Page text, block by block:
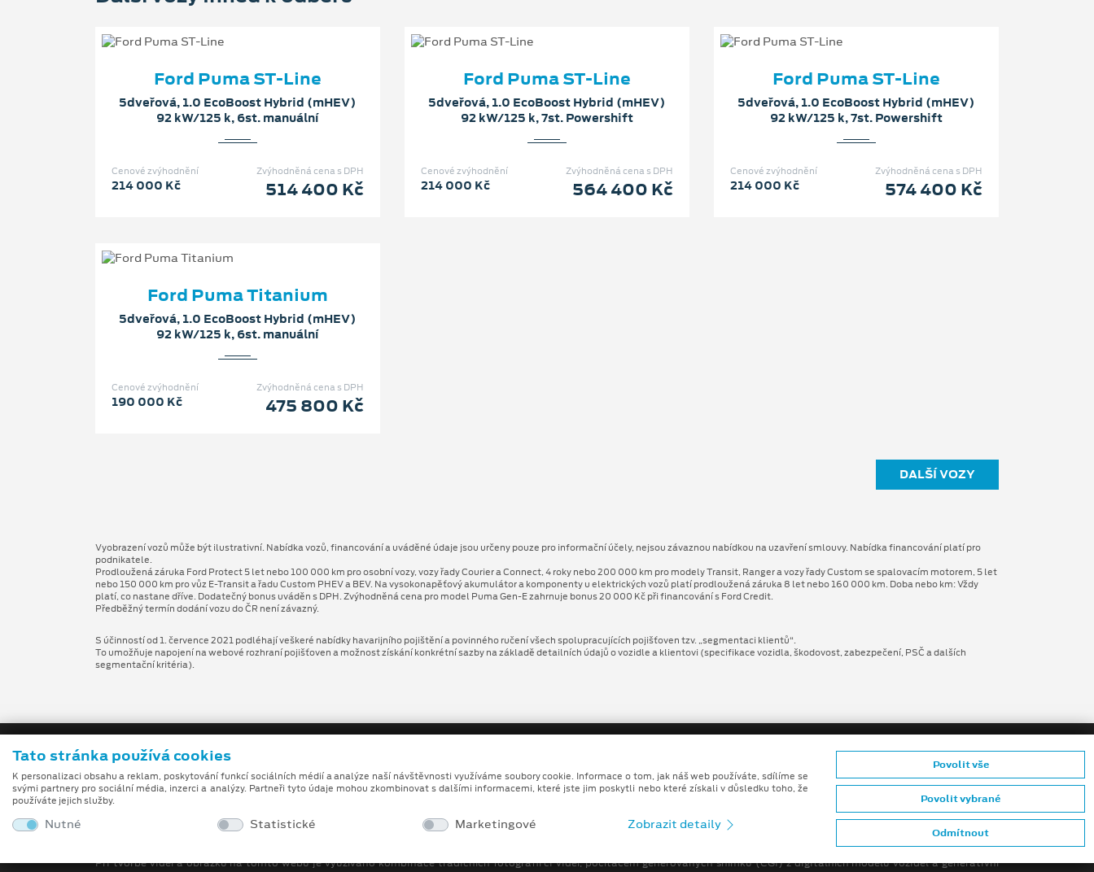
Ford Puma ST-Line
5dveřová, 1.0 EcoBoost Hybrid (mHEV)
92 kW/125 k, 6st. manuální
Zvýhodněná cena s DPH
514 400 Kč
Cenové zvýhodnění
214 000 Kč
Ford Puma ST-Line
5dveřová, 1.0 EcoBoost Hybrid (mHEV)
92 kW/125 k, 7st. Powershift
Zvýhodněná cena s DPH
564 400 Kč
Cenové zvýhodnění
214 000 Kč
Ford Puma ST-Line
5dveřová, 1.0 EcoBoost Hybrid (mHEV)
92 kW/125 k, 7st. Powershift
Zvýhodněná cena s DPH
574 400 Kč
Cenové zvýhodnění
214 000 Kč
Ford Puma Titanium
5dveřová, 1.0 EcoBoost Hybrid (mHEV)
92 kW/125 k, 6st. manuální
Zvýhodněná cena s DPH
475 800 Kč
Cenové zvýhodnění
190 000 Kč
DALŠÍ VOZY
Vyobrazení vozů může být ilustrativní. Nabídka vozů, financování a uváděné údaje jsou určeny pouze pro informační účely, nejsou závaznou nabídkou na uzavření smlouvy. Nabídka financování platí pro
podnikatele.
Prodloužená záruka Ford Protect 5 let nebo 100 000 km pro osobní vozy, vozy řady Courier a Connect, 4 roky nebo 200 000 km pro modely Transit, Ranger a vozy řady Custom se spalovacím motorem, 5 let
nebo 150 000 km pro vůz E-Transit a řadu Custom PHEV a BEV. Na vysokonapěťový akumulátor a komponenty u elektrických vozů platí prodloužená záruka 8 let nebo 160 000 km. Doba nebo km: Vždy
platí, co nastane dříve. Dodatečný bonus uváděn s DPH. Zvýhodněná cena pro model Puma Gen⁠-⁠E zahrnuje bonus 20 000 Kč při financování s Ford Credit.
Předběžný termín dodání vozu do ČR není závazný.
S účinností od 1. července 2021 podléhají veškeré nabídky havarijního pojištění a povinného ručení všech spolupracujících pojišťoven tzv. „segmentaci klientů“.
To umožňuje napojení na webové rozhraní pojišťoven a možnost získání konkrétní sazby na základě detailních údajů o vozidle a klientovi (specifikace vozidla, škodovost, zabezpečení, PSČ a dalších
segmentační kritéria).
Obchodní podmínky
Ochrana osobních údajů Prohlášení o zpracování údajů konečných zákazníků
Při tvorbě videí a obrázků na tomto webu je využíváno kombinace tradičních fotografií či videí, počítačem generovaných snímků (CGI) z digitálních modelů vozidel a generativní
Tato stránka používá cookies
K personalizaci obsahu a reklam, poskytování funkcí sociálních médií a analýze naší návštěvnosti využíváme soubory cookie. Informace o tom, jak náš web používáte, sdílíme se
svými partnery pro sociální média, inzerci a analýzy. Partneři tyto údaje mohou zkombinovat s dalšími informacemi, které jste jim poskytli nebo které získali v důsledku toho, že
používáte jejich služby.
Nutné Statistické Marketingové Zobrazit detaily
Odmítnout
Povolit vybrané
Povolit vše